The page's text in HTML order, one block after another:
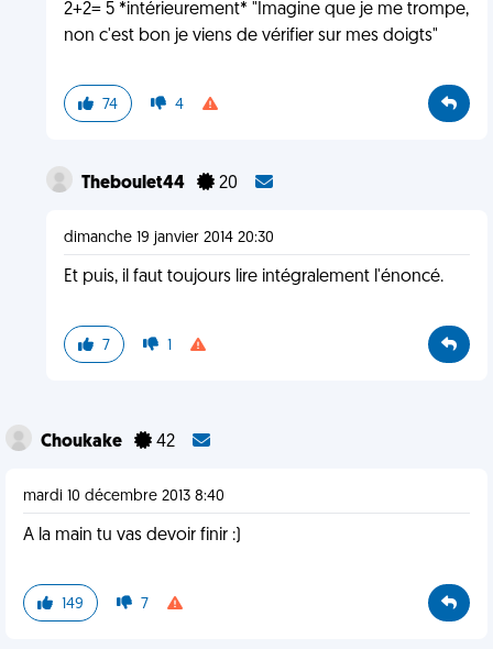
2+2= 5 *intérieurement* "Imagine que je me trompe,
non c'est bon je viens de vérifier sur mes doigts"
74 4
Theboulet44 20
dimanche 19 janvier 2014 20:30
Et puis, il faut toujours lire intégralement l'énoncé.
7 1
Choukake 42
mardi 10 décembre 2013 8:40
A la main tu vas devoir finir :)
149 7